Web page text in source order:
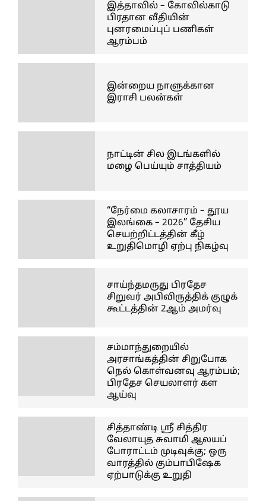
இத்தாவில் – கோவில்காடு
பிரதான வீதியின்
புனரமைப்புப் பணிகள்
ஆரம்பம்
இன்றைய நாளுக்கான
இராசி பலன்கள்
நாட்டின் சில இடங்களில்
மழை பெய்யும் சாத்தியம்
“நேர்மை கலாசாரம் – தூய
இலங்கை – 2026” தேசிய
செயற்றிட்டத்தின் கீழ்
உறுதிமொழி ஏற்பு நிகழ்வு
சாய்ந்தமருது பிரதேச
சிறுவர் அபிவிருத்திக் குழுக்
கூட்டத்தின் 2ஆம் அமர்வு
சம்மாந்துறையில்
அரசாங்கத்தின் சிறுபோக
நெல் கொள்வனவு ஆரம்பம்;
பிரதேச செயலாளர் கள
ஆய்வு
சித்தாண்டி ஸ்ரீ சித்திர
வேலாயுத சுவாமி ஆலயப்
போராட்டம் முடிவுக்கு; ஒரு
வாரத்தில் கும்பாபிஷேக
ஏற்பாடுக்கு உறுதி